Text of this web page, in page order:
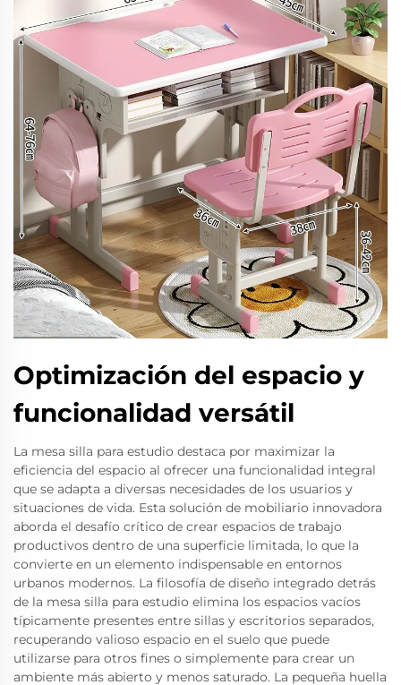
Optimización del espacio y
funcionalidad versátil
La mesa silla para estudio destaca por maximizar la
eficiencia del espacio al ofrecer una funcionalidad integral
que se adapta a diversas necesidades de los usuarios y
situaciones de vida. Esta solución de mobiliario innovadora
aborda el desafío crítico de crear espacios de trabajo
productivos dentro de una superficie limitada, lo que la
convierte en un elemento indispensable en entornos
urbanos modernos. La filosofía de diseño integrado detrás
de la mesa silla para estudio elimina los espacios vacíos
típicamente presentes entre sillas y escritorios separados,
recuperando valioso espacio en el suelo que puede
utilizarse para otros fines o simplemente para crear un
ambiente más abierto y menos saturado. La pequeña huella